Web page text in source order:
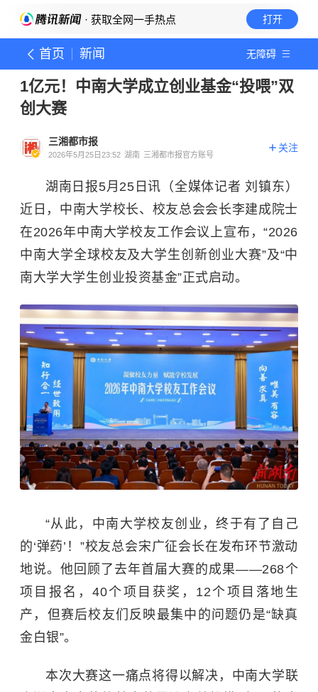
· 获取全网一手热点 打开
首页 新闻 无障碍
1亿元！中南大学成立创业基金“投喂”双
创大赛
三湘都市报
2026年5月25日23:52 湖南 三湘都市报官方账号
关注
湖南日报5月25日讯（全媒体记者 刘镇东）
近日，中南大学校长、校友总会会长李建成院士
在2026年中南大学校友工作会议上宣布，“2026
中南大学全球校友及大学生创新创业大赛”及“中
南大学大学生创业投资基金”正式启动。
“从此， 中南大学校友创业，终于有了自己
的‘弹药’！”校友总会宋广征会长在发布环节激动
地说。他回顾了去年首届大赛的成果——268个
项目报名，40个项目获奖，12个项目落地生
产，但赛后校友们反映最集中的问题仍是“缺真
金白银”。
本次大赛这一痛点将得以解决，中南大学联